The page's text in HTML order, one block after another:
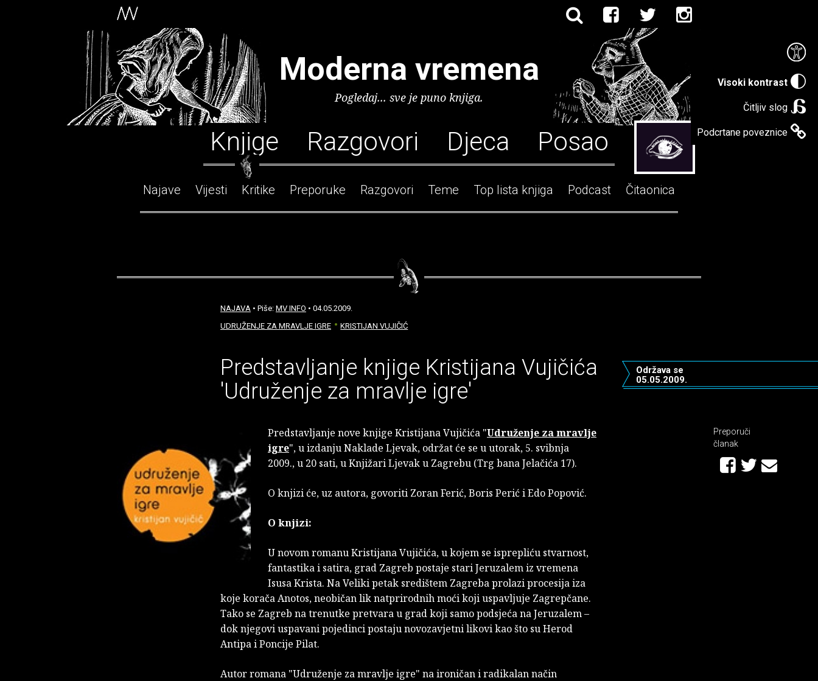
Visoki kontrast
Čitljiv slog
Podcrtane poveznice
Moderna vremena
Pogledaj... sve je puno knjiga.
Knjige Razgovori Djeca Posao
Najave Vijesti Kritike Preporuke Razgovori Teme Top lista knjiga Podcast Čitaonica
NAJAVA • Piše: MV INFO • 04.05.2009.
UDRUŽENJE ZA MRAVLJE IGRE
KRISTIJAN VUJIČIĆ
Predstavljanje knjige Kristijana Vujičića
'Udruženje za mravlje igre'
Održava se
05.05.2009.
Predstavljanje nove knjige Kristijana Vujičića "Udruženje za mravlje
igre", u izdanju Naklade Ljevak, održat će se u utorak, 5. svibnja
2009., u 20 sati, u Knjižari Ljevak u Zagrebu (Trg bana Jelačića 17).
O knjizi će, uz autora, govoriti Zoran Ferić, Boris Perić i Edo Popović.
O knjizi:
U novom romanu Kristijana Vujičića, u kojem se isprepliću stvarnost,
fantastika i satira, grad Zagreb postaje stari Jeruzalem iz vremena
Isusa Krista. Na Veliki petak središtem Zagreba prolazi procesija iza
koje korača Anotos, neobičan lik natprirodnih moći koji uspavljuje Zagrepčane.
Tako se Zagreb na trenutke pretvara u grad koji samo podsjeća na Jeruzalem –
dok njegovi uspavani pojedinci postaju novozavjetni likovi kao što su Herod
Antipa i Poncije Pilat.
Autor romana "Udruženje za mravlje igre" na ironičan i radikalan način
Preporuči
članak